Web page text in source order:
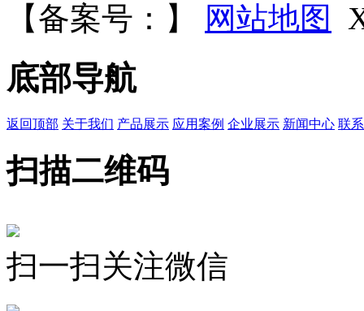
【备案号： 】 网站地图
底部导航
返回顶部 关于我们 产品展示 应用案例 企业展示 新闻中心 联
扫描二维码
扫一扫关注微信